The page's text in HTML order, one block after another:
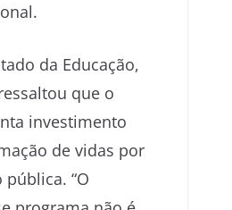
da Educação,
que o
investimento
de vidas por
“O